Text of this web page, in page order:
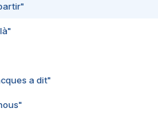
a dit"